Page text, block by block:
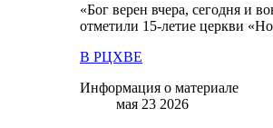
«Бог верен вчера, сегодня и
отметили 15-летие церкви
В РЦХВЕ
Информация о материале
мая 23 2026